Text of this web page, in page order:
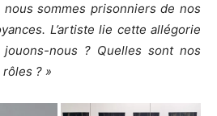
sommes prisonniers de nos
L’artiste lie cette allégorie
nous ? Quelles sont nos
? »